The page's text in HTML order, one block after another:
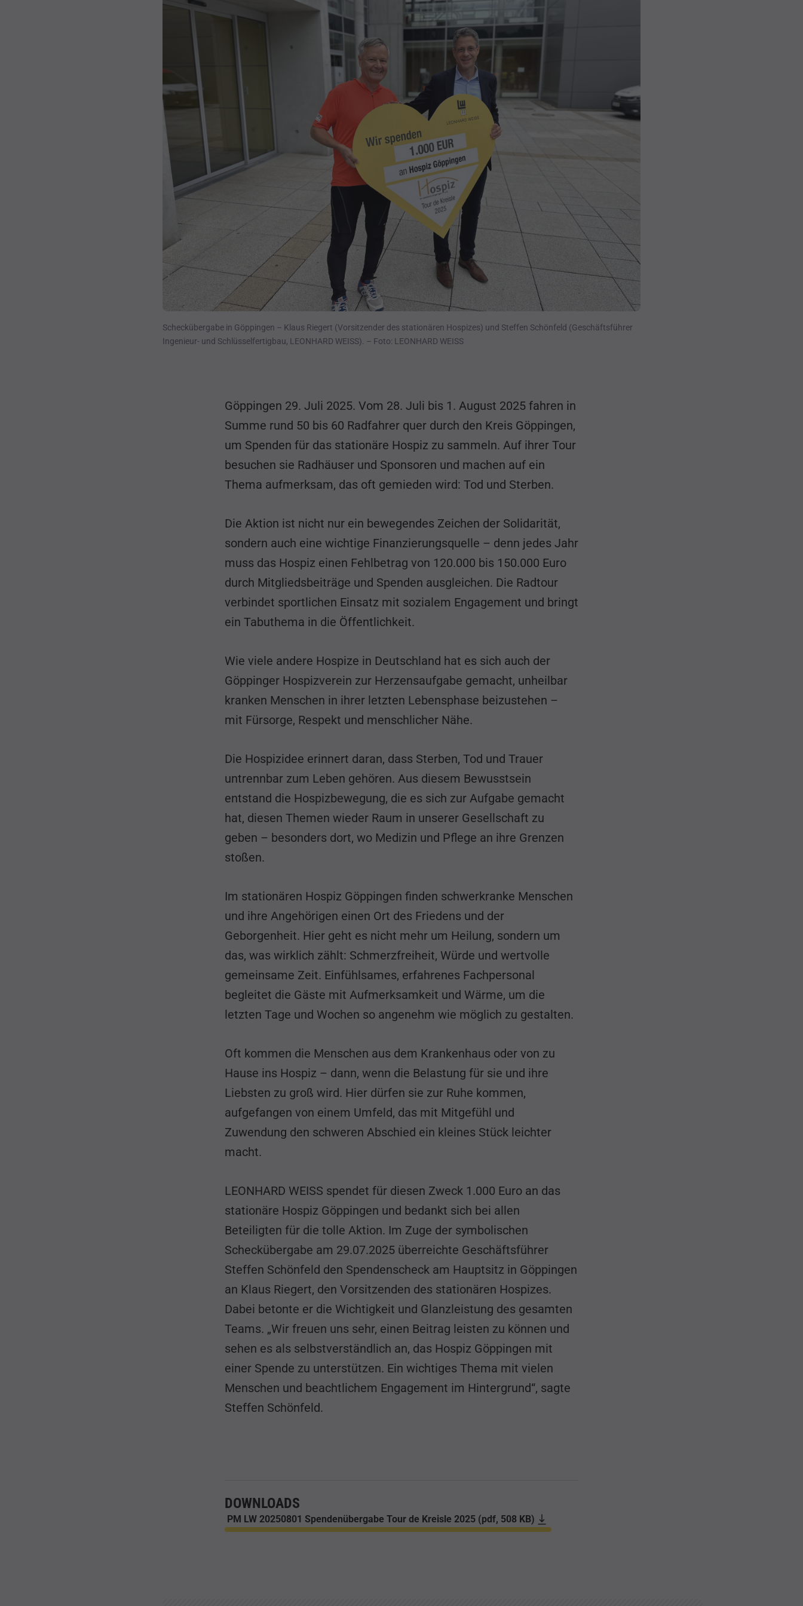
Scheckübergabe in Göppingen – Klaus Riegert (Vorsitzender des stationären Hospizes) und Steffen Schönfeld (Geschäftsführer
Ingenieur- und Schlüsselfertigbau, LEONHARD WEISS). – Foto: LEONHARD WEISS
Göppingen 29. Juli 2025. Vom 28. Juli bis 1. August 2025 fahren in
Summe rund 50 bis 60 Radfahrer quer durch den Kreis Göppingen,
um Spenden für das stationäre Hospiz zu sammeln. Auf ihrer Tour
besuchen sie Radhäuser und Sponsoren und machen auf ein
Thema aufmerksam, das oft gemieden wird: Tod und Sterben.
Die Aktion ist nicht nur ein bewegendes Zeichen der Solidarität,
sondern auch eine wichtige Finanzierungsquelle – denn jedes Jahr
muss das Hospiz einen Fehlbetrag von 120.000 bis 150.000 Euro
durch Mitgliedsbeiträge und Spenden ausgleichen. Die Radtour
verbindet sportlichen Einsatz mit sozialem Engagement und bringt
ein Tabuthema in die Öffentlichkeit.
Wie viele andere Hospize in Deutschland hat es sich auch der
Göppinger Hospizverein zur Herzensaufgabe gemacht, unheilbar
kranken Menschen in ihrer letzten Lebensphase beizustehen –
mit Fürsorge, Respekt und menschlicher Nähe.
Die Hospizidee erinnert daran, dass Sterben, Tod und Trauer
untrennbar zum Leben gehören. Aus diesem Bewusstsein
entstand die Hospizbewegung, die es sich zur Aufgabe gemacht
hat, diesen Themen wieder Raum in unserer Gesellschaft zu
geben – besonders dort, wo Medizin und Pflege an ihre Grenzen
stoßen.
Im stationären Hospiz Göppingen finden schwerkranke Menschen
und ihre Angehörigen einen Ort des Friedens und der
Geborgenheit. Hier geht es nicht mehr um Heilung, sondern um
das, was wirklich zählt: Schmerzfreiheit, Würde und wertvolle
gemeinsame Zeit. Einfühlsames, erfahrenes Fachpersonal
begleitet die Gäste mit Aufmerksamkeit und Wärme, um die
letzten Tage und Wochen so angenehm wie möglich zu gestalten.
Oft kommen die Menschen aus dem Krankenhaus oder von zu
Hause ins Hospiz – dann, wenn die Belastung für sie und ihre
Liebsten zu groß wird. Hier dürfen sie zur Ruhe kommen,
aufgefangen von einem Umfeld, das mit Mitgefühl und
Zuwendung den schweren Abschied ein kleines Stück leichter
macht.
LEONHARD WEISS spendet für diesen Zweck 1.000 Euro an das
stationäre Hospiz Göppingen und bedankt sich bei allen
Beteiligten für die tolle Aktion. Im Zuge der symbolischen
Scheckübergabe am 29.07.2025 überreichte Geschäftsführer
Steffen Schönfeld den Spendenscheck am Hauptsitz in Göppingen
an Klaus Riegert, den Vorsitzenden des stationären Hospizes.
Dabei betonte er die Wichtigkeit und Glanzleistung des gesamten
Teams. „Wir freuen uns sehr, einen Beitrag leisten zu können und
sehen es als selbstverständlich an, das Hospiz Göppingen mit
einer Spende zu unterstützen. Ein wichtiges Thema mit vielen
Menschen und beachtlichem Engagement im Hintergrund“, sagte
Steffen Schönfeld.
DOWNLOADS
PM LW 20250801 Spendenübergabe Tour de Kreisle 2025 (pdf, 508 KB)